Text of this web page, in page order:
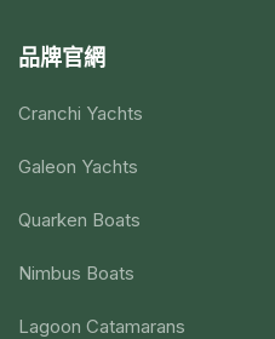
品牌官網
Cranchi Yachts
Galeon Yachts
Quarken Boats
Nimbus Boats
Lagoon Catamarans